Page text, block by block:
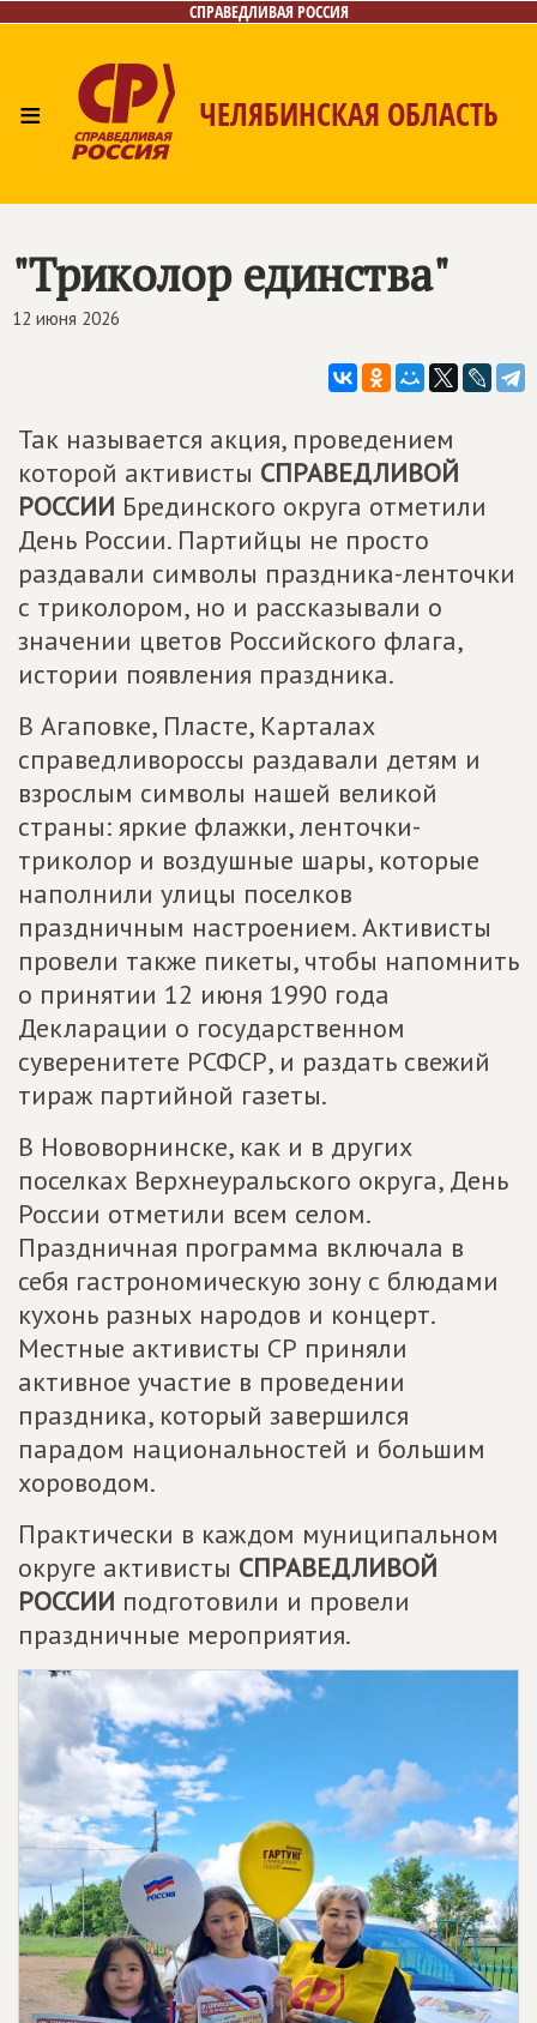
СПРАВЕДЛИВАЯ РОССИЯ
≡ ЧЕЛЯБИНСКАЯ ОБЛАСТЬ
"Триколор единства"
12 июня 2026
Так называется акция, проведением
которой активисты СПРАВЕДЛИВОЙ
РОССИИ Брединского округа отметили
День России. Партийцы не просто
раздавали символы праздника-ленточки
с триколором, но и рассказывали о
значении цветов Российского флага,
истории появления праздника.
В Агаповке, Пласте, Карталах
справедливороссы раздавали детям и
взрослым символы нашей великой
страны: яркие флажки, ленточки-
триколор и воздушные шары, которые
наполнили улицы поселков
праздничным настроением. Активисты
провели также пикеты, чтобы напомнить
о принятии 12 июня 1990 года
Декларации о государственном
суверенитете РСФСР, и раздать свежий
тираж партийной газеты.
В Нововорнинске, как и в других
поселках Верхнеуральского округа, День
России отметили всем селом.
Праздничная программа включала в
себя гастрономическую зону с блюдами
кухонь разных народов и концерт.
Местные активисты СР приняли
активное участие в проведении
праздника, который завершился
парадом национальностей и большим
хороводом.
Практически в каждом муниципальном
округе активисты СПРАВЕДЛИВОЙ
РОССИИ подготовили и провели
праздничные мероприятия.